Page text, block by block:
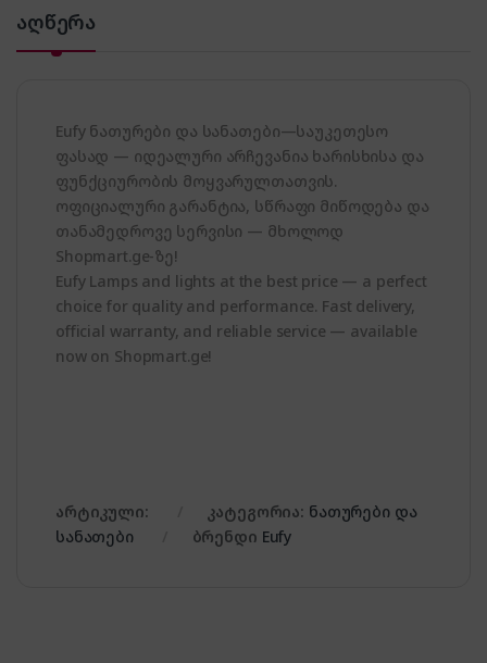
აღწერა
Eufy ნათურები და სანათები—საუკეთესო
ფასად — იდეალური არჩევანია ხარისხისა და
ფუნქციურობის მოყვარულთათვის.
ოფიციალური გარანტია, სწრაფი მიწოდება და
თანამედროვე სერვისი — მხოლოდ
Shopmart.ge-ზე!
Eufy Lamps and lights at the best price — a perfect
choice for quality and performance. Fast delivery,
official warranty, and reliable service — available
now on Shopmart.ge!
არტიკული: კატეგორია: ნათურები და
სანათები
ბრენდი Eufy